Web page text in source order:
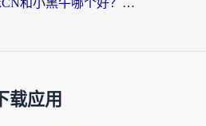
海外党纠结ChickCN和小黑牛哪个好？一篇帮你选对回国加速器的实用指南
下载应用